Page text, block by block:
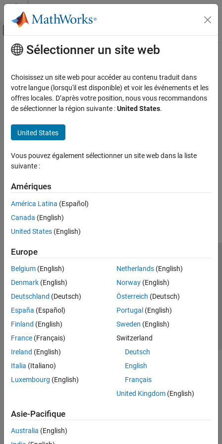
Passer au contenu
Activer/désactiver l'affichage du menu
Accueil de la documentation
Catégorie
C2000 Microcontroller Blockset
Fuzzy Logic Toolbox
Motor Control Blockset
Raspberry Pi Blockset
Reinforcement Learning Toolbox
Robust Control Toolbox
Simulink Control Design
Get Started with Simulink Control Design
Linearization
Frequency Response Estimation
Control System Design and Tuning
Simulink Design Optimization
STM32 Microcontroller Blockset
System Identification Toolbox
Contenu principal
How useful was this information?
Sélectionner un site web
Choisissez un site web pour accéder au contenu traduit dans
votre langue (lorsqu'il est disponible) et voir les événements et les
offres locales. D’après votre position, nous vous recommandons
de sélectionner la région suivante :United States.
United States
Vous pouvez également sélectionner un site web dans la liste
suivante :
Amériques
América Latina (Español)
Canada (English)
United States (English)
Europe
Belgium (English)
Denmark (English)
Deutschland (Deutsch)
España (Español)
Finland (English)
France (Français)
Ireland (English)
Italia (Italiano)
Luxembourg (English)
Netherlands(English)
Norway(English)
Österreich (Deutsch)
Portugal (English)
Sweden (English)
Switzerland
Deutsch
English
Français
United Kingdom(English)
Asie-Pacifique
Australia (English)
Lutte anti-piratage
Contacts locaux
© 1994-2026 The MathWorks, Inc.